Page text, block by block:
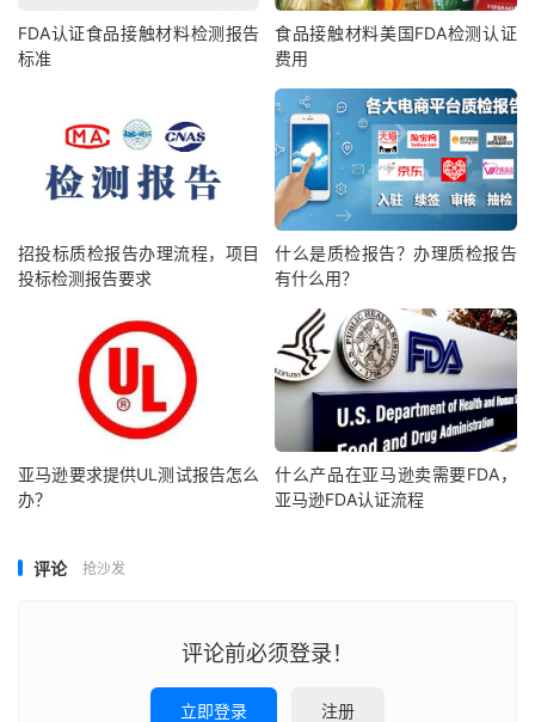
FDA认证食品接触材料检测报告
标准
食品接触材料美国FDA检测认证
费用
招投标质检报告办理流程，项目
投标检测报告要求
什么是质检报告？办理质检报告
有什么用？
亚马逊要求提供UL测试报告怎么
办？
什么产品在亚马逊卖需要FDA，
亚马逊FDA认证流程
评论 抢沙发
评论前必须登录！
立即登录 注册